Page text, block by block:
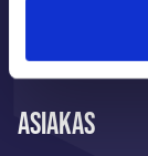
Asiakas